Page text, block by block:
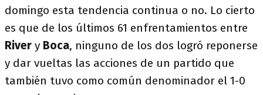
domingo esta tendencia continua o no. Lo cierto
es que de los últimos 61 enfrentamientos entre
River y Boca, ninguno de los dos logró reponerse
y dar vueltas las acciones de un partido que
también tuvo como común denominador el 1-0